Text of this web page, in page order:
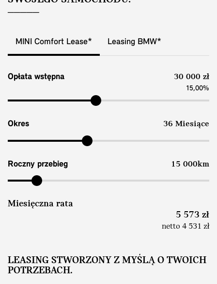
MINI Comfort Lease* Leasing BMW*
Opłata wstępna 30 000 zł
15,00%
Okres 36 Miesiące
Roczny przebieg 15 000km
Miesięczna rata
5 573 zł
netto 4 531 zł
LEASING STWORZONY Z MYŚLĄ O TWOICH
POTRZEBACH.